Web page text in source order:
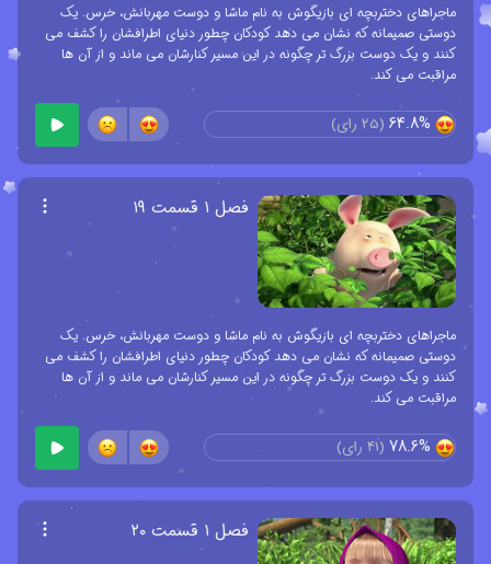
ماجراهای دختربچه ای بازیگوش به نام ماشا و دوست مهربانش، خرس. یک
دوستی صمیمانه که نشان می دهد کودکان چطور دنیای اطرافشان را کشف می
کنند و یک دوست بزرگ تر چگونه در این مسیر کنارشان می ماند و از آن ها
مراقبت می کند.
64.8%
(
25 رای)
فصل ۱ قسمت ۱۹
ماجراهای دختربچه ای بازیگوش به نام ماشا و دوست مهربانش، خرس. یک
دوستی صمیمانه که نشان می دهد کودکان چطور دنیای اطرافشان را کشف می
کنند و یک دوست بزرگ تر چگونه در این مسیر کنارشان می ماند و از آن ها
مراقبت می کند.
78.6%
(
41 رای)
فصل ۱ قسمت ۲۰